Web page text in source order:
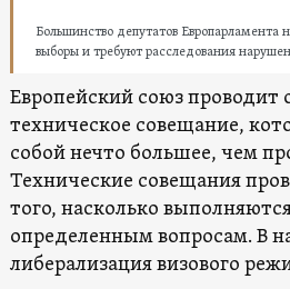
Большинство депутатов
выборы и требуют расследования
Европейский союз проводит
техническое совещание,
собой нечто большее, чем
Технические совещания
того, насколько
определенным вопросам. В
либерализация визового